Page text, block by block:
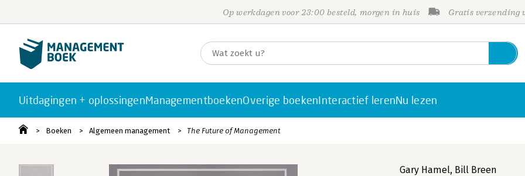
Op werkdagen voor 23:00 besteld, morgen in huis Gratis verzending
Uitdagingen + oplossingenManagementboekenOverige boekenInteractief lerenNu lezen
Boeken Algemeen management The Future of Management
Gary Hamel, Bill Breen